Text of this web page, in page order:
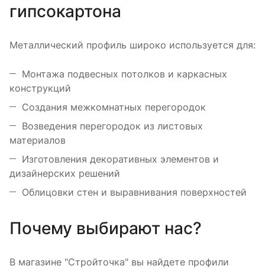
гипсокартона
Металлический профиль широко используется для:
Монтажа подвесных потолков и каркасных
конструкций
Создания межкомнатных перегородок
Возведения перегородок из листовых
материалов
Изготовления декоративных элементов и
дизайнерских решений
Облицовки стен и выравнивания поверхностей
Почему выбирают нас?
В магазине "Стройточка" вы найдете профили